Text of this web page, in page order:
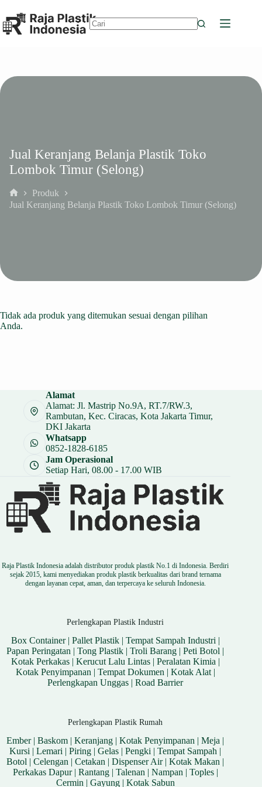
to
content
Jual Keranjang Belanja Plastik Toko
Lombok Timur (Selong)
Home
Produk
Jual Keranjang Belanja Plastik Toko Lombok Timur (Selong)
Tidak ada produk yang ditemukan sesuai dengan pilihan
Anda.
Alamat
Alamat: Jl. Mastrip No.9A, RT.7/RW.3,
Rambutan, Kec. Ciracas, Kota Jakarta Timur,
DKI Jakarta
Whatsapp
0852-1828-6185
Jam Operasional
Setiap Hari, 08.00 - 17.00 WIB
Raja Plastik Indonesia adalah distributor produk plastik No.1 di Indonesia. Berdiri
sejak 2015, kami menyediakan produk plastik berkualitas dari brand ternama
dengan layanan cepat, aman, dan terpercaya ke seluruh Indonesia.
Perlengkapan Plastik Industri
Box Container| Pallet Plastik| Tempat Sampah Industri |
Papan Peringatan |Tong Plastik |Troli Barang |Peti Botol |
Kotak Perkakas| Kerucut Lalu Lintas| Peralatan Kimia |
Kotak Penyimpanan | Tempat Dokumen | Kotak Alat|
Perlengkapan Unggas |Road Barrier
Perlengkapan Plastik Rumah
Ember|Baskom |Keranjang |Kotak Penyimpanan |Meja |
Kursi |Lemari |Piring |Gelas |Pengki |Tempat Sampah |
Botol |Celengan |Cetakan |Dispenser Air|Kotak Makan |
Perkakas Dapur| Rantang| Talenan | Nampan | Toples|
Cermin | Gayung| Kotak Sabun